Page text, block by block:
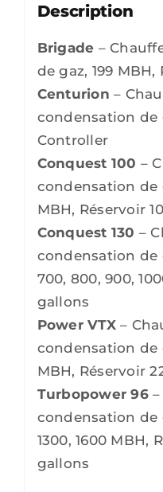
Description
Brigade –
de gaz, 199
Centurion –
condensation de
Controller
Conquest 100 –
condensation de
MBH, Réservoir
Conquest 130 –
condensation de
700, 800, 900,
gallons
Power VTX–
condensation de
MBH, Réservoir
Turbopower 96–
condensation de
1300, 1600 MBH,
gallons